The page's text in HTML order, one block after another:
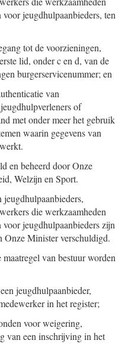
jeugdhulpaanbieders, ten
tot de voorzieningen,
lid, onder c en d, van de
burgerservicenummer; en
van
of
met onder meer het gebruik
waarin gegevens van
en beheerd door Onze
Welzijn en Sport.
die werkzaamheden
jeugdhulpaanbieders zijn
Onze Minister verschuldigd.
van bestuur worden
jeugdhulpaanbieder,
in het register;
voor weigering,
van een inschrijving in het